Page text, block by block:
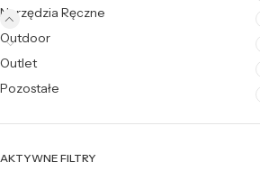
Narzędzia Ręczne
Outdoor
Outlet
Pozostałe
AKTYWNE FILTRY